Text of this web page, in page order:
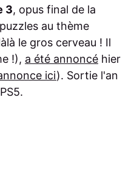
3, opus final de la
au thème
le gros cerveau ! Il
!), a été annoncé hier
ici). Sortie l'an